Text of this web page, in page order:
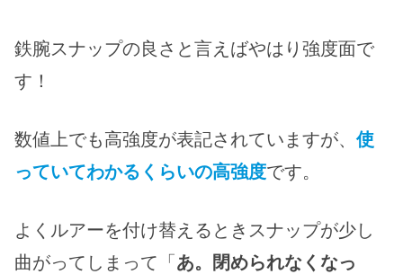
鉄腕スナップの良さと言えばやはり強度面で
す！
数値上でも高強度が表記されていますが、 使
っていてわかるくらいの高強度です。
よくルアーを付け替えるときスナップが少し
曲がってしまって「あ。閉められなくなっ